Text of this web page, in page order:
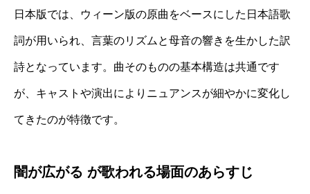
日本版では、ウィーン版の原曲をベースにした日本語歌
詞が用いられ、言葉のリズムと母音の響きを生かした訳
詩となっています。曲そのものの基本構造は共通です
が、キャストや演出によりニュアンスが細やかに変化し
てきたのが特徴です。
闇が広がる が歌われる場面のあらすじ